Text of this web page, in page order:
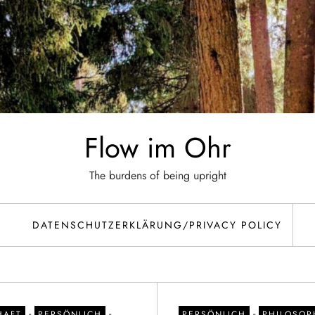
Flow im Ohr
The burdens of being upright
DATENSCHUTZERKLÄRUNG/PRIVACY POLICY